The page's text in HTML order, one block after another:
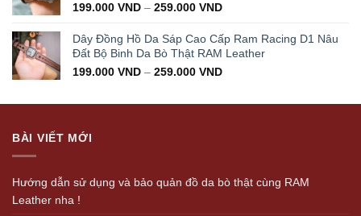
199.000 VND – 259.000 VND
Dây Đồng Hồ Da Sáp Cao Cấp Ram Racing D1 Nâu
Đất Bộ Binh Da Bò Thật RAM Leather
199.000 VND – 259.000 VND
BÀI VIẾT MỚI
Hướng dẫn sử dụng và bảo quản đồ da bò thật cùng RAM
Leather nha !